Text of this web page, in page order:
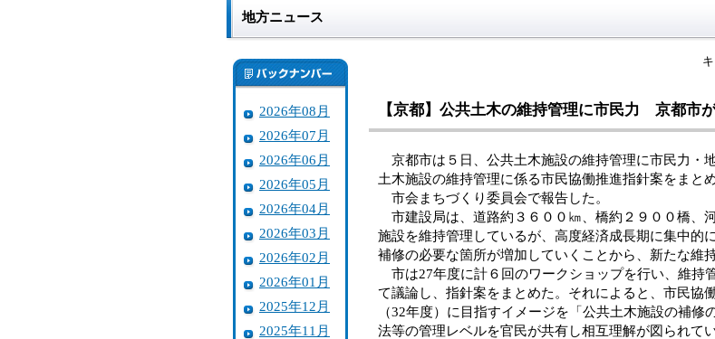
地方ニュース
2026年08月
2026年07月
2026年06月
2026年05月
2026年04月
2026年03月
2026年02月
2026年01月
2025年12月
2025年11月
【京都】公共土木の維持管理に市民力 京都市
京都市は５日、公共土木施設の維持管理に市民力・
土木施設の維持管理に係る市民協働推進指針案をまと
市会まちづくり委員会で報告した。
市建設局は、道路約３６００㎞、橋約２９００橋、
施設を維持管理しているが、高度経済成長期に集中的
補修の必要な箇所が増加していくことから、新たな維
市は27年度に計６回のワークショップを行い、維持
て議論し、指針案をまとめた。それによると、市民協
（32年度）に目指すイメージを「公共土木施設の補
法等の管理レベルを官民が共有し相互理解が図られて